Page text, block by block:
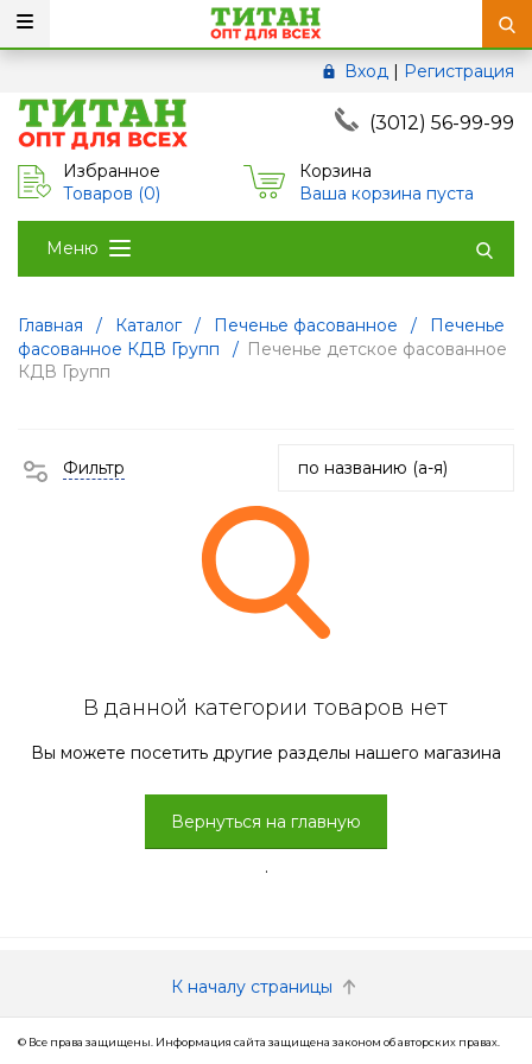
Вход | Регистрация
(3012) 56-99-99
Избранное
Товаров (0)
Корзина
Ваша корзина пуста
Меню
Главная / Каталог / Печенье фасованное /
Печенье
фасованное КДВ Групп
/ Печенье детское фасованное
КДВ Групп
Фильтр
В данной категории товаров нет
Вы можете посетить другие разделы нашего магазина
Вернуться на главную
.
К началу страницы
© Все права защищены. Информация сайта защищена законом об авторских правах.